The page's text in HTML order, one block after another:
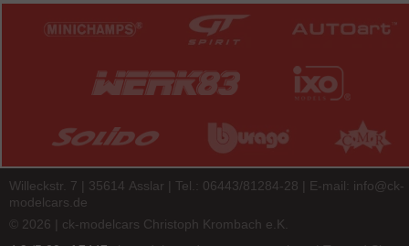
Willeckstr. 7 | 35614 Asslar | Tel.: 06443/81284-28 | E-mail: info@ck-
modelcars.de
© 2026 | ck-modelcars Christoph Krombach e.K.